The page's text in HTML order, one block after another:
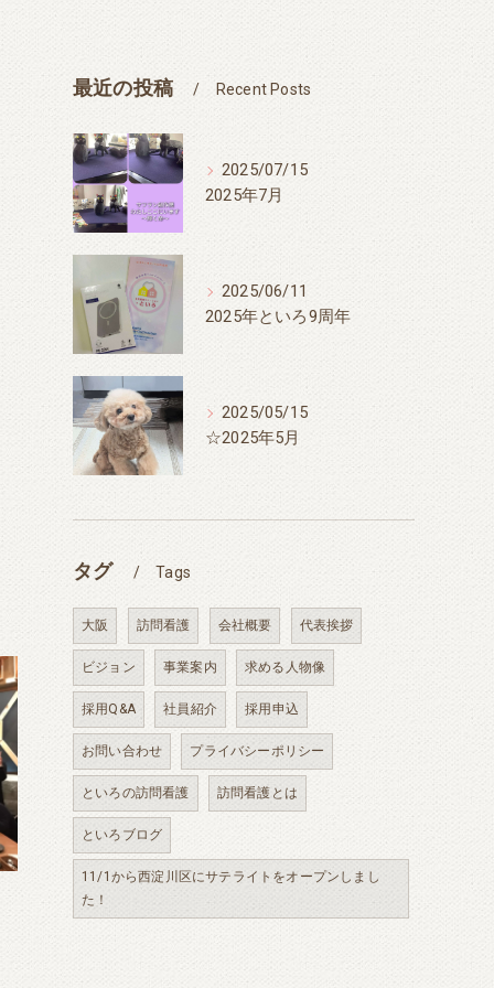
最近の投稿 Recent Posts
2025/07/15
2025年7月
2025/06/11
2025年といろ9周年
2025/05/15
☆2025年5月
タグ Tags
大阪 訪問看護 会社概要 代表挨拶
ビジョン 事業案内 求める人物像
採用Q&A 社員紹介 採用申込
お問い合わせ プライバシーポリシー
といろの訪問看護 訪問看護とは
といろブログ
11/1から西淀川区にサテライトをオープンしまし
た！